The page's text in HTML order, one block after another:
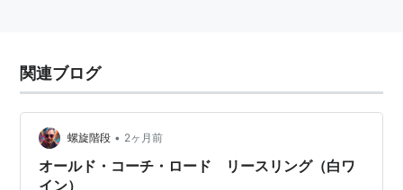
著。
若いときは、マンゴの香り、熟成して、アカシアや、ハ
ーブティのような香り』
がすると言われているんだそうです。
関連ブログ
螺旋階段 • 2ヶ月前
オールド・コーチ・ロード リースリング（白ワ
イン）